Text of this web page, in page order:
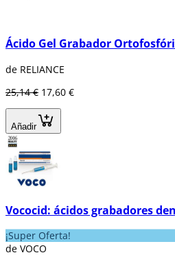
Ácido Gel Grabador
de RELIANCE
25,14 € 17,60 €
Añadir
Vococid: ácidos grabadores
¡Super Oferta!
de VOCO